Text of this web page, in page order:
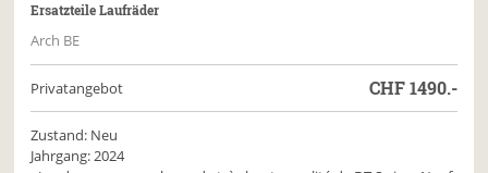
Ersatzteile Laufräder
Arch BE
Privatangebot CHF1490.-
Zustand: Neu
Jahrgang: 2024